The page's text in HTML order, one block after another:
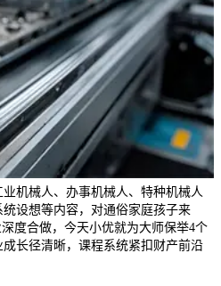
机械人、办事机械人、特种机械人
设想等内容，对通俗家庭孩子来
度合做，今天小优就为大师保举4个
长径清晰，课程系统紧扣财产前沿